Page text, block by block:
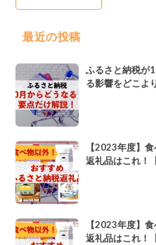
最近の投稿
ふるさと納税が
る影響をどこよ
【2023年度】
返礼品はこれ！
【2023年度】
返礼品はこれ！